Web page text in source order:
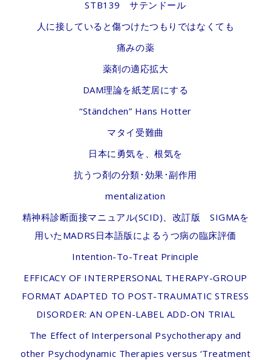
STB139 サテンドール
人に接していると傷つけたつもりではなくても
痛みの薬
薬剤の適応拡大
DAM理論を紙芝居にする
“Ständchen” Hans Hotter
マタイ受難曲
日本に勇気を、根気を
抗うつ剤の分類･効果･副作用
mentalization
精神科診断面接マニュアル(SCID)、改訂版 SIGMAを
用いたMADRS日本語版によるうつ病の臨床評価
Intention-To-Treat Principle
EFFICACY OF INTERPERSONAL THERAPY-GROUP
FORMAT ADAPTED TO POST-TRAUMATIC STRESS
DISORDER: AN OPEN-LABEL ADD-ON TRIAL
The Effect of Interpersonal Psychotherapy and
other Psychodynamic Therapies versus ‘Treatment